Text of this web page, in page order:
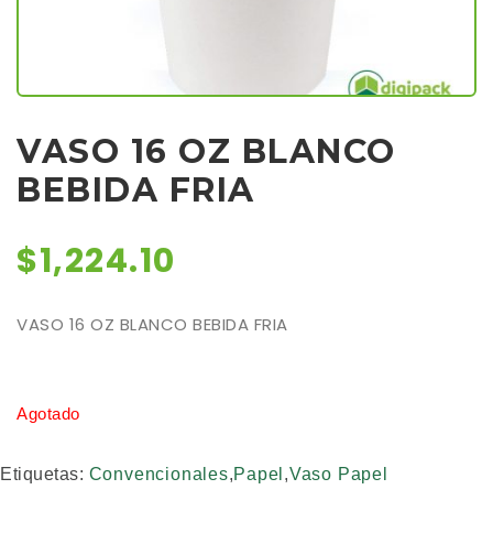
VASO 16 OZ BLANCO
BEBIDA FRIA
$1,224.10
VASO 16 OZ BLANCO BEBIDA FRIA
Agotado
Etiquetas: Convencionales,Papel ,Vaso Papel